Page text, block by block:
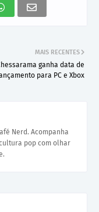
MAIS RECENTES
ganha data de
para PC e Xbox
Nerd. Acompanha
pop com olhar